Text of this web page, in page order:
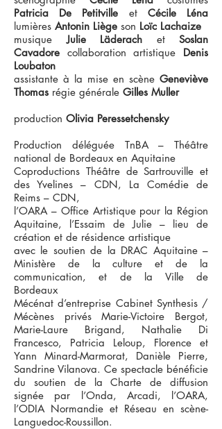
Patricia De Petitville et Cécile Léna
lumières Antonin Liège son Loïc Lachaize
musiqueJulie Läderach et Soslan
Cavadore collaboration artistique Denis
Loubaton
assistante à la mise en scène Geneviève
Thomas régie générale Gilles Muller
production Olivia Peressetchensky
Production déléguée TnBA – Théâtre
national de Bordeaux en Aquitaine
Coproductions Théâtre de Sartrouville et
des Yvelines – CDN, La Comédie de
Reims – CDN,
l’OARA – Office Artistique pour la Région
Aquitaine, l’Essaim de Julie – lieu de
création et de résidence artistique
avec le soutien de la DRAC Aquitaine –
Ministère de la culture et de la
communication, et de la Ville de
Bordeaux
Mécénat d’entreprise Cabinet Synthesis /
Mécènes privés Marie-Victoire Bergot,
Marie-Laure Brigand, Nathalie Di
Francesco, Patricia Leloup, Florence et
Yann Minard-Marmorat, Danièle Pierre,
Sandrine Vilanova. Ce spectacle bénéficie
du soutien de la Charte de diffusion
signée par l’Onda, Arcadi, l’OARA,
l’ODIA Normandie et Réseau en scène-
Languedoc-Roussillon.